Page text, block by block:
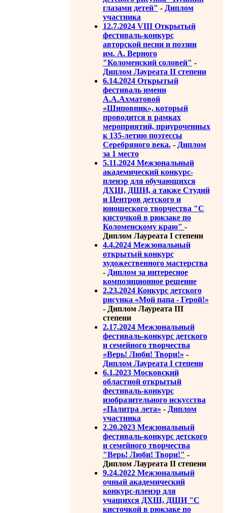
глазами детей" - Диплом
участника
12.7.2024 VIII Открытый
фестиваль-конкурс
авторской песни и поэзии
им. А. Верного
"Коломенский соловей" -
Диплом Лауреата II степени
6.14.2024 Открытый
фестиваль имени
А.А.Ахматовой
«Шиповник», который
проводится в рамках
мероприятий, приуроченных
к 135-летию поэтессы
Серебряного века.- Диплом
за 1 место
5.11.2024 Межзональный
академический конкурс-
пленэр для обучающихся
ДХШ, ДШИ, а также Студий
и Центров детского и
юношеского творчества "С
кисточкой в рюкзаке по
Коломенскому краю" -
Диплом Лауреата I степени
4.4.2024 Межзональный
открытый конкурс
художественного мастерства
- Диплом за интересное
композиционное решение
2.23.2024 Конкурс детского
рисунка «Мой папа - Герой!»
- Диплом Лауреата III
степени
2.17.2024 Межзональный
фестиваль-конкурс детского
и семейного творчества
«Верь! Люби! Твори!» -
Диплом Лауреата I степени
6.1.2023 Московский
областной открытый
фестиваль-конкурс
изобразительного искусства
«Палитра лета» - Диплом
участника
2.20.2023 Межзональный
фестиваль-конкурс детского
и семейного творчества
"Верь! Люби! Твори!" -
Диплом Лауреата II степени
9.24.2022 Межзональный
очный академический
конкурс-пленэр для
учащихся ДХШ, ДШИ "С
кисточкой в рюкзаке по